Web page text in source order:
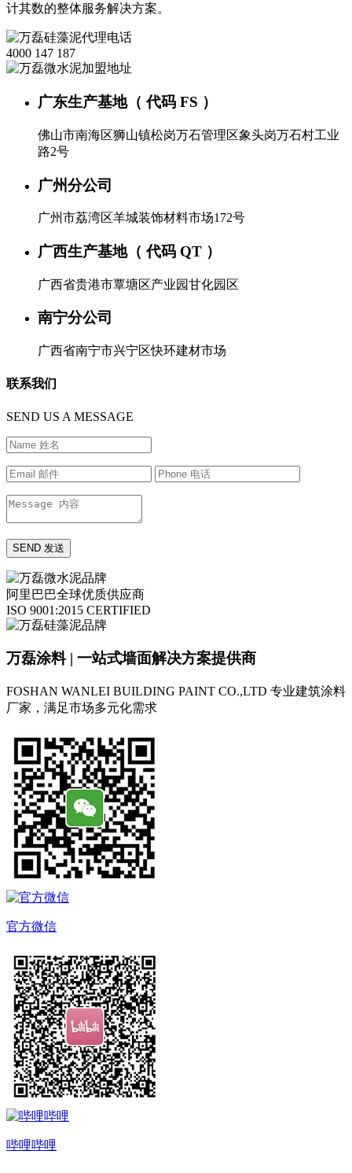
计其数的整体服务解决方案。
4000 147 187
广东生产基地（ 代码 FS ）
佛山市南海区狮山镇松岗万石管理区象头岗万石村工业
路2号
广州分公司
广州市荔湾区羊城装饰材料市场172号
广西生产基地（ 代码 QT ）
广西省贵港市覃塘区产业园甘化园区
南宁分公司
广西省南宁市兴宁区快环建材市场
联系我们
SEND US A MESSAGE
阿里巴巴全球优质供应商
ISO 9001:2015 CERTIFIED
万磊涂料 | 一站式墙面解决方案提供商
FOSHAN WANLEI BUILDING PAINT CO.,LTD 专业建筑涂料
厂家，满足市场多元化需求
官方微信
哔哩哔哩